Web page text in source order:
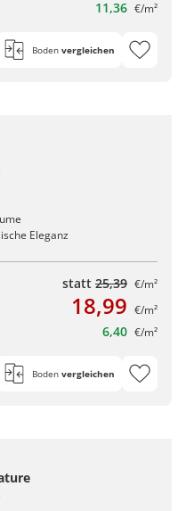
11,36 €/m²
Boden vergleichen
Eleganz
statt 25,39 €/m²
18,99 €/m²
6,40 €/m²
Boden vergleichen